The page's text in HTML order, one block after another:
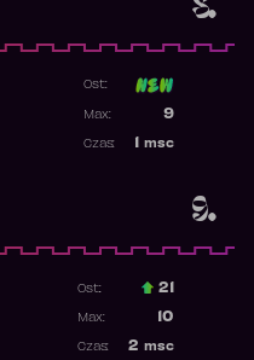
9.
Ost:
9
Max:
msc
Czas:
Ost.: 21
10
Max:
2 msc
Czas: